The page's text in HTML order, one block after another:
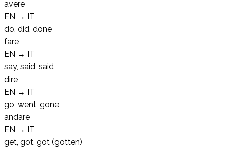
avere
EN →
IT
do, did, done
fare
EN →
IT
say, said, said
dire
EN →
IT
go, went, gone
andare
EN →
IT
get, got, got (gotten)